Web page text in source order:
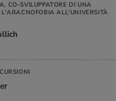
CO-SVILUPPATORE DI UNA
ALL'UNIVERSITÀ